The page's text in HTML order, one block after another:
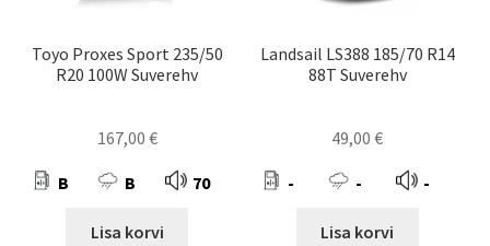
Toyo Proxes Sport 235/50
R20 100W Suverehv
167,00 €
B B 70
Lisa korvi
Landsail LS388 185/70 R14
88T Suverehv
49,00€
- - -
Lisa korvi